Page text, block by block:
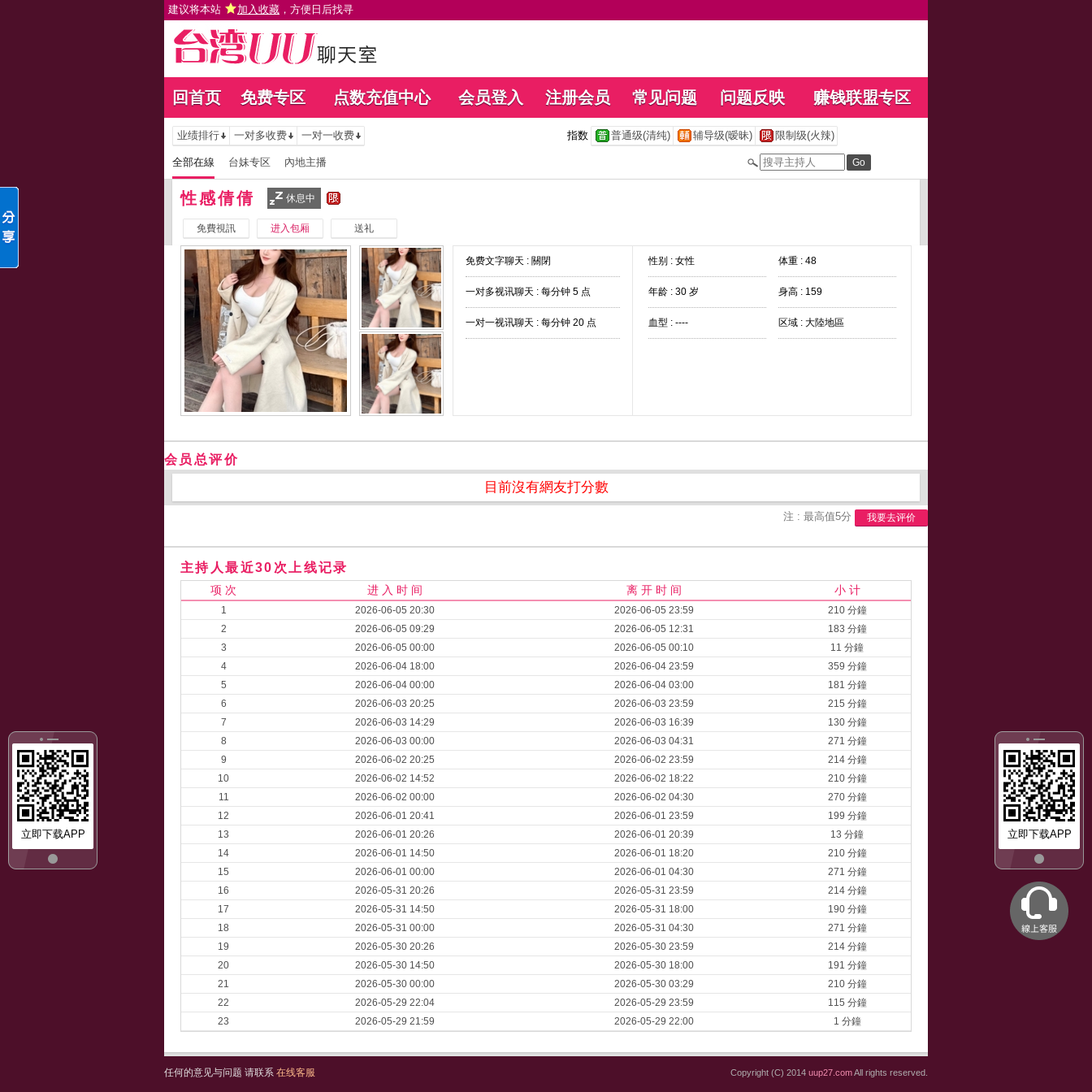
建议将本站 加入收藏 ，方便日后找寻
回首页 免费专区 点数充值中心 会员登入 注册会员 常见问题 问题反映 赚钱联盟专区
立即下载APP
立即下载APP
业绩排行 一对多收费 一对一收费 指数 普通级(清纯) 辅导级(暧昧) 限制级(火辣)
全部在線 台妹专区 內地主播
性感倩倩 休息中
免費視訊 进入包厢 送礼
免费文字聊天 : 關閉
一对多视讯聊天 : 每分钟 5 点
一对一视讯聊天 : 每分钟 20 点
性别 : 女性 体重 : 48
年龄 : 30 岁 身高 : 159
血型 : ---- 区域 : 大陸地區
会员总评价
目前沒有網友打分數
注 : 最高值5分 我要去评价
主持人最近30次上线记录
项 次 进 入 时 间 离 开 时 间 小 计
1 2026-06-05 20:30 2026-06-05 23:59
210 分鐘
2
2026-06-05 09:29 2026-06-05 12:31
183 分鐘
3
2026-06-05 00:00 2026-06-05 00:10
11 分鐘
4
2026-06-04 18:00 2026-06-04 23:59
359 分鐘
5
2026-06-04 00:00 2026-06-04 03:00
181 分鐘
6
2026-06-03 20:25 2026-06-03 23:59
215 分鐘
7
2026-06-03 14:29 2026-06-03 16:39
130 分鐘
8
2026-06-03 00:00 2026-06-03 04:31
271 分鐘
9
2026-06-02 20:25 2026-06-02 23:59
214 分鐘
10
2026-06-02 14:52 2026-06-02 18:22
210 分鐘
11
2026-06-02 00:00 2026-06-02 04:30
270 分鐘
12
2026-06-01 20:41 2026-06-01 23:59
199 分鐘
13
2026-06-01 20:26 2026-06-01 20:39
13 分鐘
14
2026-06-01 14:50 2026-06-01 18:20
210 分鐘
15
2026-06-01 00:00 2026-06-01 04:30
271 分鐘
16
2026-05-31 20:26 2026-05-31 23:59
214 分鐘
17
2026-05-31 14:50 2026-05-31 18:00
190 分鐘
18
2026-05-31 00:00 2026-05-31 04:30
271 分鐘
19
2026-05-30 20:26 2026-05-30 23:59
214 分鐘
20
2026-05-30 14:50 2026-05-30 18:00
191 分鐘
21
2026-05-30 00:00 2026-05-30 03:29
210 分鐘
22
2026-05-29 22:04 2026-05-29 23:59
115 分鐘
23
2026-05-29 21:59 2026-05-29 22:00 1 分鐘
任何的意见与问题 请联系 在线客服 Copyright (C) 2014 uup27.comAll rights reserved.